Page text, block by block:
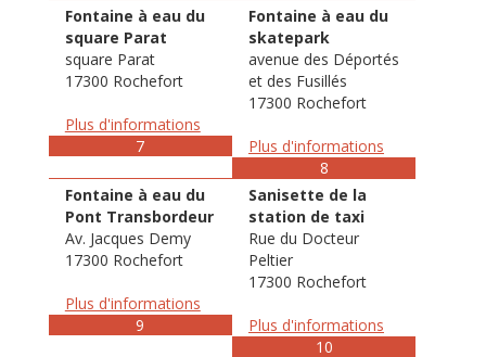
Fontaine à eau du
square Parat
square Parat
17300 Rochefort
Plus d'informations
7
Fontaine à eau du
skatepark
avenue des Déportés
et des Fusillés
17300 Rochefort
Plus d'informations
8
Fontaine à eau du
Pont Transbordeur
Av. Jacques Demy
17300 Rochefort
Plus d'informations
9
Sanisette de la
station de taxi
Rue du Docteur
Peltier
17300 Rochefort
Plus d'informations
10